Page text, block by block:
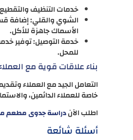
خدمات التنظيف
الشوي والقلي: إضافة
الأسماك جاهزة للأكل.
خدمة التوصيل: توفير
للمحل.
بناء علاقات قوية مع
التعامل الجيد مع العملاء
خاصة للعملاء الدائمين،
اطلب الآندراسة جدوى مطعم
أسئلة شائعة